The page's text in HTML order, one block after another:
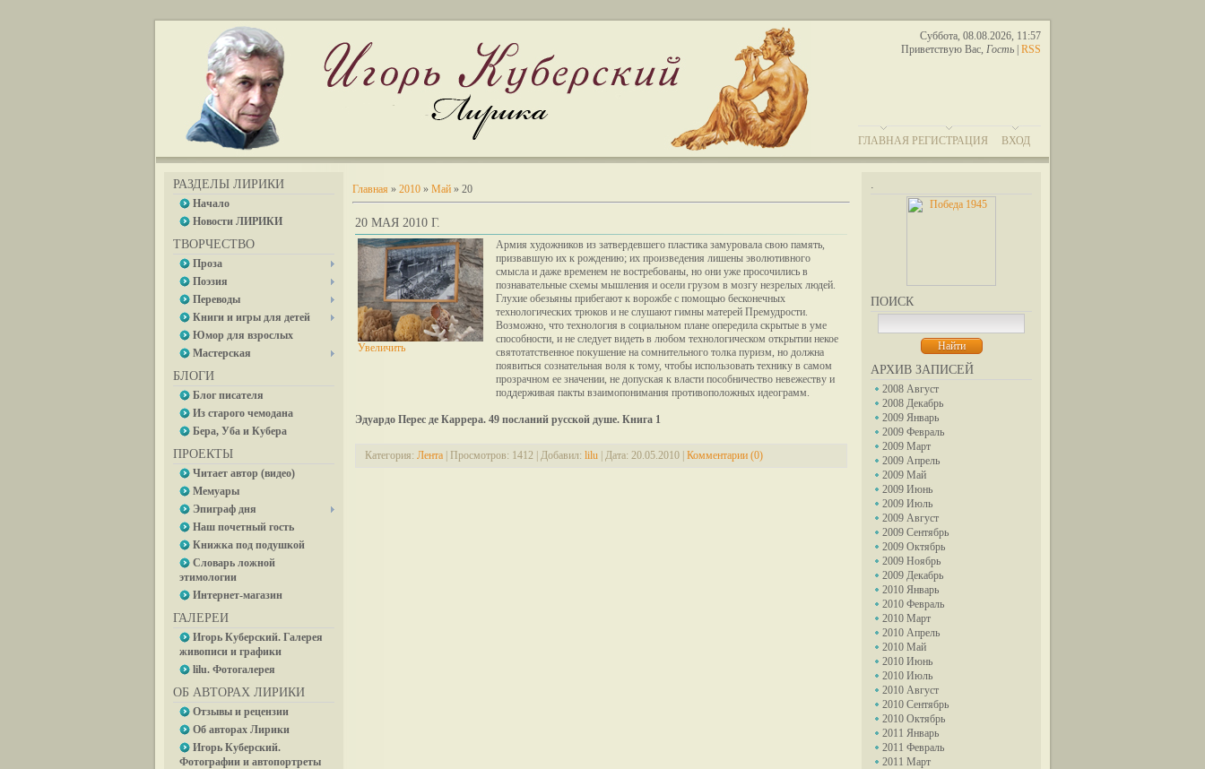
Суббота, 08.08.2026, 11:57
Приветствую Вас, Гость RSS
ГЛАВНАЯ РЕГИСТРАЦИЯ ВХОД
РАЗДЕЛЫ ЛИРИКИ
Начало
Новости ЛИРИКИ
ТВОРЧЕСТВО
Проза
Поэзия
Переводы
Книги и игры для детей
Юмор для взрослых
Мастерская
БЛОГИ
Блог писателя
Из старого чемодана
Бера, Уба и Кубера
ПРОЕКТЫ
Читает автор (видео)
Мемуары
Эпиграф дня
Наш почетный гость
Книжка под подушкой
Словарь ложной
этимологии
Интернет-магазин
ГАЛЕРЕИ
Игорь Куберский. Галерея
живописи и графики
lilu. Фотогалерея
ОБ АВТОРАХ ЛИРИКИ
Отзывы и рецензии
Об авторах Лирики
Игорь Куберский.
Фотографии и автопортреты
.
ПОИСК
АРХИВ ЗАПИСЕЙ
2008 Август
2008 Декабрь
2009 Январь
2009 Февраль
2009 Март
2009 Апрель
2009 Май
2009 Июнь
2009 Июль
2009 Август
2009 Сентябрь
2009 Октябрь
2009 Ноябрь
2009 Декабрь
2010 Январь
2010 Февраль
2010 Март
2010 Апрель
2010 Май
2010 Июнь
2010 Июль
2010 Август
2010 Сентябрь
2010 Октябрь
2011 Январь
2011 Февраль
2011 Март
Главная » 2010 » Май » 20
20 МАЯ 2010 Г.
Увеличить
Армия художников из затвердевшего пластика замуровала свою память,
призвавшую их к рождению; их произведения лишены эволютивного
смысла и даже временем не востребованы, но они уже просочились в
познавательные схемы мышления и осели грузом в мозгу незрелых людей.
Глухие обезьяны прибегают к ворожбе с помощью бесконечных
технологических трюков и не слушают гимны матерей Премудрости.
Возможно, что технология в социальном плане опередила скрытые в уме
способности, и не следует видеть в любом технологическом открытии некое
святотатственное покушение на сомнительного толка пуризм, но должна
появиться сознательная воля к тому, чтобы использовать технику в самом
прозрачном ее значении, не допуская к власти пособничество невежеству и
поддерживая пакты взаимопонимания противоположных идеограмм.
Эдуардо Перес де Каррера. 49 посланий русской душе. Книга 1
Категория: Лента Просмотров: 1412 Добавил: lilu Дата: 20.05.2010 Комментарии (0)